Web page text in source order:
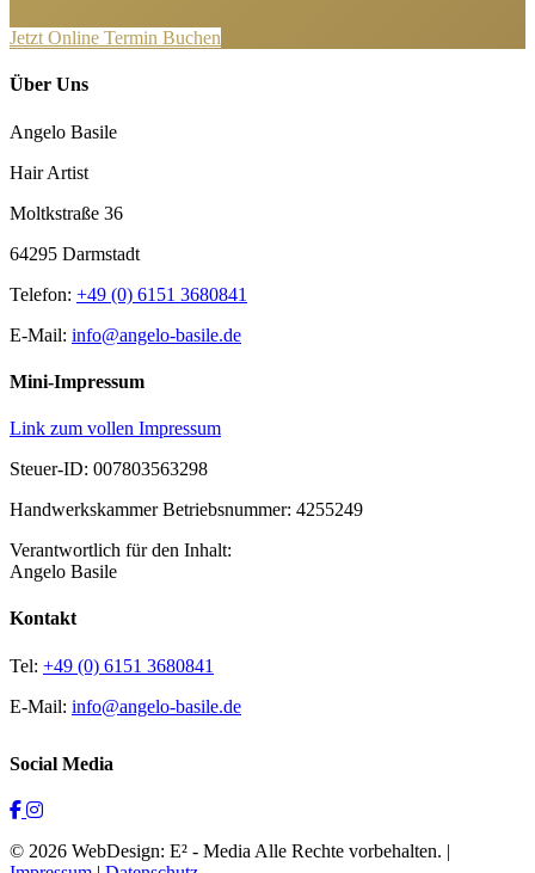
Jetzt Online Termin Buchen
Über Uns
Angelo Basile
Hair Artist
Moltkstraße 36
64295 Darmstadt
Telefon: +49 (0) 6151 3680841
E-Mail: info@angelo-basile.de
Mini-Impressum
Link zum vollen Impressum
Steuer-ID: 007803563298
Handwerkskammer Betriebsnummer: 4255249
Verantwortlich für den Inhalt:
Angelo Basile
Kontakt
Tel: +49 (0) 6151 3680841
E-Mail: info@angelo-basile.de
Social Media
© 2026 WebDesign: E² - Media Alle Rechte vorbehalten. |